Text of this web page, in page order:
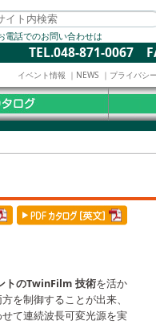
電話でのお問い合わせは
TEL.048-871-0067
イベント情報 ｜ NEWS ｜ プライバシ
トのTwinFilm 技術を活か
を制御することが出来、
て連続波長可変光源を実